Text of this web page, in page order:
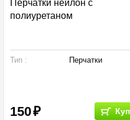
Перчатки нейлон с
полиуретаном
Тип : Перчатки
150